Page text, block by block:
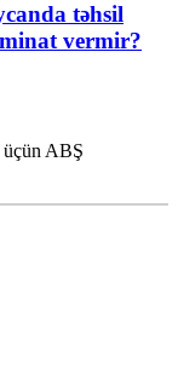
təhsil
vermir?
üçün ABŞ